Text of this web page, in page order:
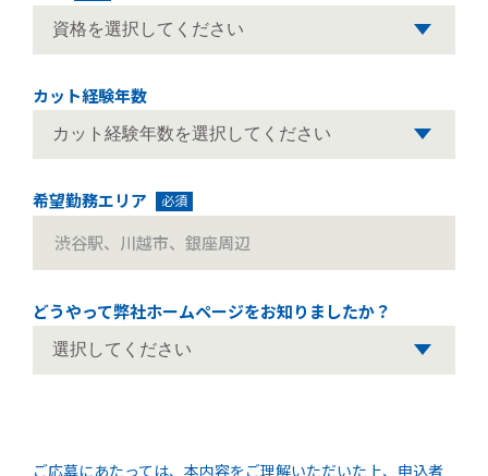
カット経験年数
希望勤務エリア 必須
どうやって弊社ホームページをお知りましたか？
ご応募にあたっては、本内容をご理解いただいた上、申込者